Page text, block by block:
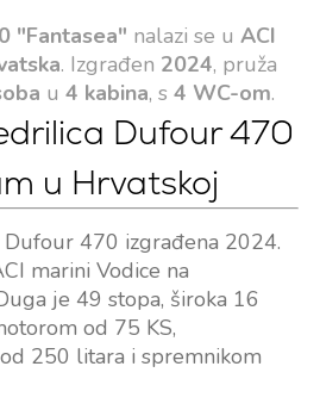
"Fantasea" nalazi se u ACI
. Izgrađen 2024, pruža
u 4 kabina, s 4 WC-om.
Dufour 470
u Hrvatskoj
470 izgrađena 2024.
marini Vodice na
je 49 stopa, široka 16
od 75 KS,
250 litara i spremnikom